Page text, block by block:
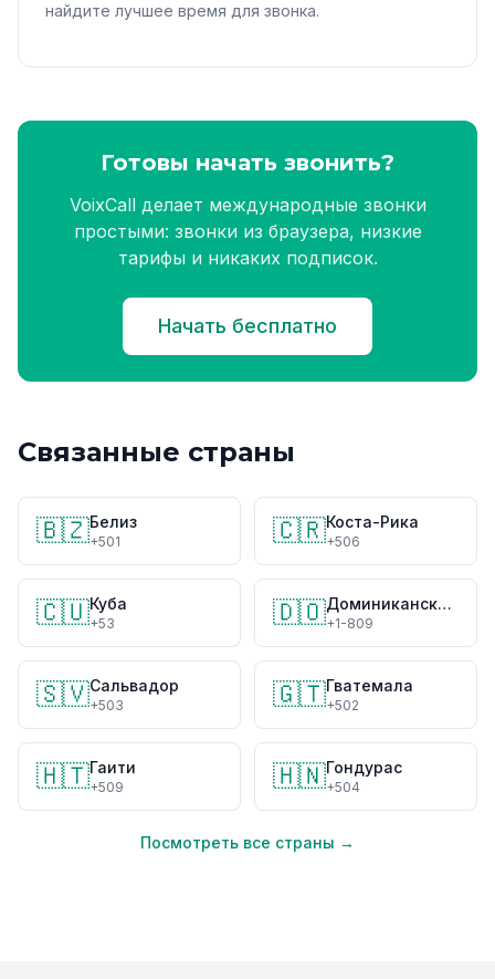
найдите лучшее время для звонка.
Готовы начать звонить?
VoixCall делает международные звонки
простыми: звонки из браузера, низкие
тарифы и никаких подписок.
Начать бесплатно
Связанные страны
🇧🇿Белиз
+501 🇨🇷Коста-Рика
+506
🇨🇺Куба
+53 🇩🇴 Доминиканская Республика
+1-809
🇸🇻Сальвадор
+503 🇬🇹Гватемала
+502
🇭🇹Гаити
+509 🇭🇳Гондурас
+504
Посмотреть все страны →